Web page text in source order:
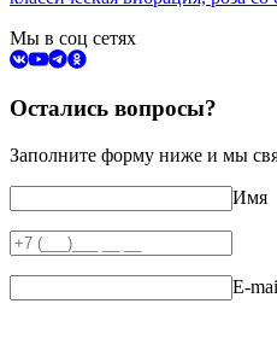
Мы в соц сетях
Остались вопросы?
Заполните форму ниже и мы
Имя
E-